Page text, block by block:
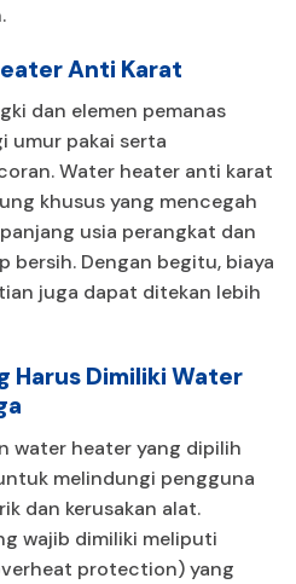
Anti Karat
dan elemen pemanas
umur pakai serta
Water heater anti karat
khusus yang mencegah
usia perangkat dan
bersih. Dengan begitu, biaya
juga dapat ditekan lebih
Harus Dimiliki Water
water heater yang dipilih
melindungi pengguna
dan kerusakan alat.
wajib dimiliki meliputi
protection) yang